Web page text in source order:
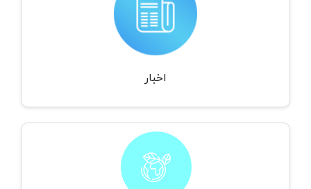
اخبار